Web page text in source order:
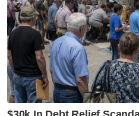
Pada PRU15, Saarani
menewaskan Mohd
Nasional) dan Mohd
Saarani pernah
Pembangkang DUN
hingga 2020.